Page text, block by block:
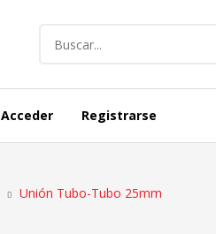
Representaciones
Acceder Registrarse
Unión Tubo-Tubo 25mm